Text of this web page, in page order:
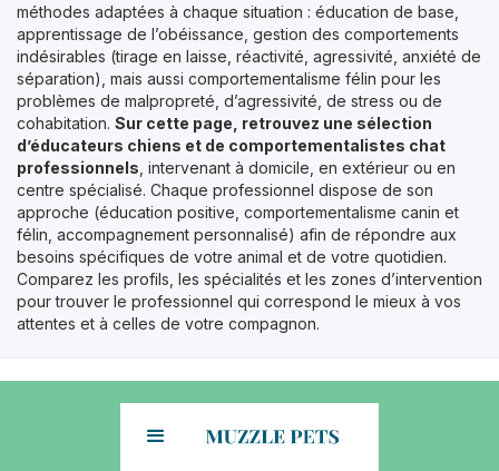
méthodes adaptées à chaque situation : éducation de base,
apprentissage de l’obéissance, gestion des comportements
indésirables (tirage en laisse, réactivité, agressivité, anxiété de
séparation), mais aussi comportementalisme félin pour les
problèmes de malpropreté, d’agressivité, de stress ou de
cohabitation. Sur cette page, retrouvez une sélection
d’éducateurs chiens et de comportementalistes chat
professionnels , intervenant à domicile, en extérieur ou en
centre spécialisé. Chaque professionnel dispose de son
approche (éducation positive, comportementalisme canin et
félin, accompagnement personnalisé) afin de répondre aux
besoins spécifiques de votre animal et de votre quotidien.
Comparez les profils, les spécialités et les zones d’intervention
pour trouver le professionnel qui correspond le mieux à vos
attentes et à celles de votre compagnon.